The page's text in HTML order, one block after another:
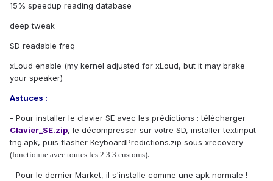
15% speedup reading database
deep tweak
SD readable freq
xLoud enable (my kernel adjusted for xLoud, but it may brake
your speaker)
Astuces :
- Pour installer le clavier SE avec les prédictions : télécharger
Clavier_SE.zip, le décompresser sur votre SD, installer textinput-
tng.apk, puis flasher KeyboardPredictions.zip sous xrecovery
(fonctionne avec toutes les 2.3.3 customs).
- Pour le dernier Market, il s'installe comme une apk normale !